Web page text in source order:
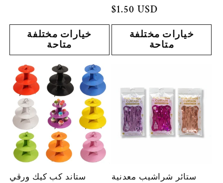
خيارات مختلفة
متاحة
السعر
العادي
$1.50 USD
خيارات مختلفة
متاحة
ستاند كب كيك ورقي ستائر شراشيب معدنية